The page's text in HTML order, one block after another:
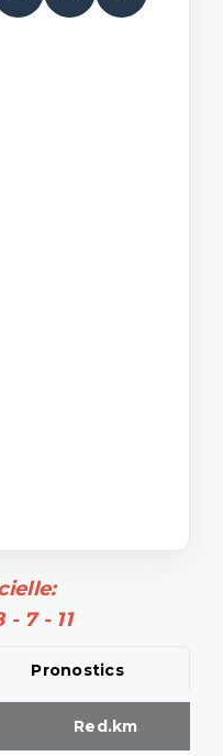
- 7 - 11
Pronostics
Red.km